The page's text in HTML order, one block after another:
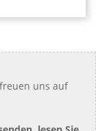
uns auf